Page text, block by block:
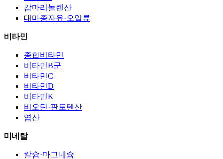
감마리놀렌산
대마종자유·오일류
비타민
종합비타민
비타민B군
비타민C
비타민D
비타민K
비오틴·판토텐산
엽산
미네랄
칼슘·마그네슘